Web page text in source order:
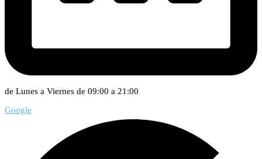
de Lunes a Viernes de 09:00 a 21:00
Google